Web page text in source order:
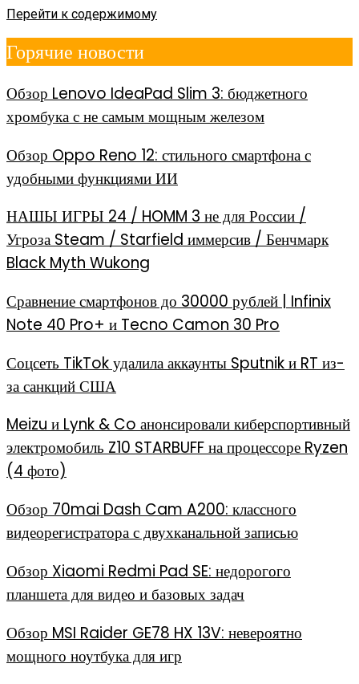
Перейти к содержимому
Горячие новости
Обзор Lenovo IdeaPad Slim 3: бюджетного
хромбука с не самым мощным железом
Обзор Oppo Reno 12: стильного смартфона с
удобными функциями ИИ
НАШЫ ИГРЫ 24 / HOMM 3 не для России /
Угроза Steam / Starfield иммерсив / Бенчмарк
Black Myth Wukong
Сравнение смартфонов до 30000 рублей | Infinix
Note 40 Pro+ и Tecno Camon 30 Pro
Соцсеть TikTok удалила аккаунты Sputnik и RT из-
за санкций США
Meizu и Lynk & Co анонсировали киберспортивный
электромобиль Z10 STARBUFF на процессоре Ryzen
(4 фото)
Обзор 70mai Dash Cam A200: классного
видеорегистратора с двухканальной записью
Обзор Xiaomi Redmi Pad SE: недорогого
планшета для видео и базовых задач
Обзор MSI Raider GE78 HX 13V: невероятно
мощного ноутбука для игр